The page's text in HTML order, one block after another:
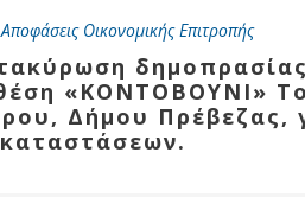
Αποφάσεις Οικονομικής Επιτροπής
«ΚΟΝΤΟΒΟΥΝΙ»
Δήμου Πρέβεζας,